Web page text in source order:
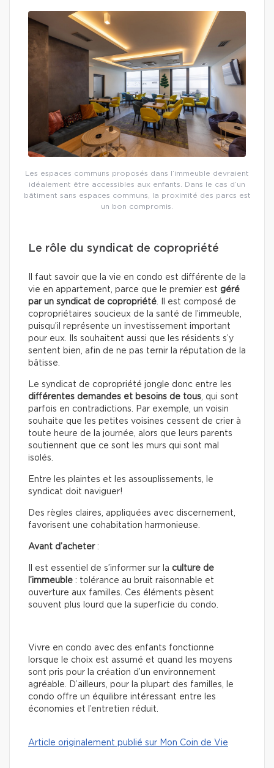
Les espaces communs proposés dans l’immeuble devraient
idéalement être accessibles aux enfants. Dans le cas d’un
bâtiment sans espaces communs, la proximité des parcs est
un bon compromis.
Le rôle du syndicat de copropriété
Il faut savoir que la vie en condo est différente de la
vie en appartement, parce que le premier est géré
par un syndicat de copropriété. Il est composé de
copropriétaires soucieux de la santé de l’immeuble,
puisqu’il représente un investissement important
pour eux. Ils souhaitent aussi que les résidents s’y
sentent bien, afin de ne pas ternir la réputation de la
bâtisse.
Le syndicat de copropriété jongle donc entre les
différentes demandes et besoins de tous, qui sont
parfois en contradictions. Par exemple, un voisin
souhaite que les petites voisines cessent de crier à
toute heure de la journée, alors que leurs parents
soutiennent que ce sont les murs qui sont mal
isolés.
Entre les plaintes et les assouplissements, le
syndicat doit naviguer!
Des règles claires, appliquées avec discernement,
favorisent une cohabitation harmonieuse.
Avant d’acheter :
Il est essentiel de s’informer sur la culture de
l’immeuble : tolérance au bruit raisonnable et
ouverture aux familles. Ces éléments pèsent
souvent plus lourd que la superficie du condo.
Vivre en condo avec des enfants fonctionne
lorsque le choix est assumé et quand les moyens
sont pris pour la création d’un environnement
agréable. D’ailleurs, pour la plupart des familles, le
condo offre un équilibre intéressant entre les
économies et l’entretien réduit.
Article originalement publié sur Mon Coin de Vie